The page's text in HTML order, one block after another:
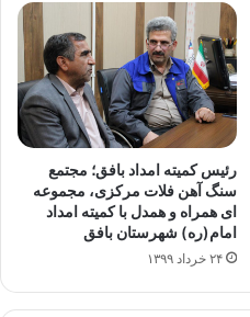
رئیس کمیته امداد بافق؛ مجتمع
سنگ آهن فلات مرکزی، مجموعه
ای همراه و همدل با کمیته امداد
امام(ره) شهرستان بافق
۲۴ خرداد ۱۳۹۹